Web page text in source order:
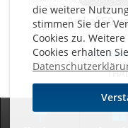
die weitere
stimmen Sie der
Cookies zu.
Cookies erhalten
Artikel50
Alle
Zur